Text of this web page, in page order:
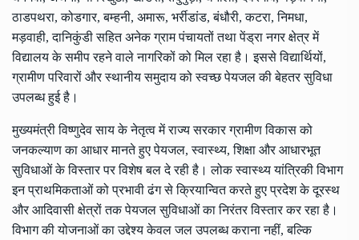
ठाडपथरा, कोडगार, बम्हनी, अमारू, भर्रीडांड, बंधौरी, कटरा, निमधा,
मड़वाही, दानिकुंडी सहित अनेक ग्राम पंचायतों तथा पेंड्रा नगर क्षेत्र में
विद्यालय के समीप रहने वाले नागरिकों को मिल रहा है। इससे विद्यार्थियों,
ग्रामीण परिवारों और स्थानीय समुदाय को स्वच्छ पेयजल की बेहतर सुविधा
उपलब्ध हुई है।
मुख्यमंत्री विष्णुदेव साय के नेतृत्व में राज्य सरकार ग्रामीण विकास को
जनकल्याण का आधार मानते हुए पेयजल, स्वास्थ्य, शिक्षा और आधारभूत
सुविधाओं के विस्तार पर विशेष बल दे रही है। लोक स्वास्थ्य यांत्रिकी विभाग
इन प्राथमिकताओं को प्रभावी ढंग से क्रियान्वित करते हुए प्रदेश के दूरस्थ
और आदिवासी क्षेत्रों तक पेयजल सुविधाओं का निरंतर विस्तार कर रहा है।
विभाग की योजनाओं का उद्देश्य केवल जल उपलब्ध कराना नहीं, बल्कि